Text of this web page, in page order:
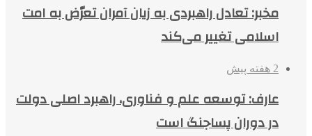
مخبر: تعادل راهبردی به زیان آمران تعرّض به امت
اسلامی تغییر می‌کند
2 هفته پیش
عارف: توسعه علم و فناوری، راهبرد اصلی دولت
در دوران پساجنگ است